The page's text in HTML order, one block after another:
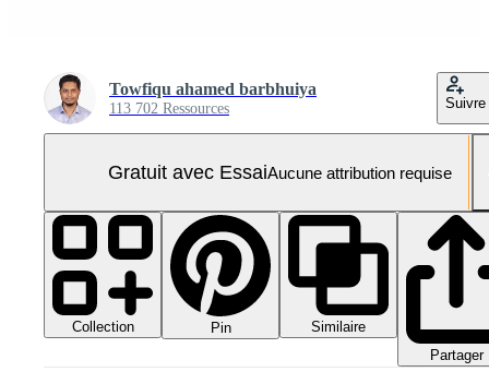
Towfiqu ahamed barbhuiya
113 702 Ressources Suivre
Gratuit avec EssaiAucune attribution requise
Collection Pin
Similaire
Partager